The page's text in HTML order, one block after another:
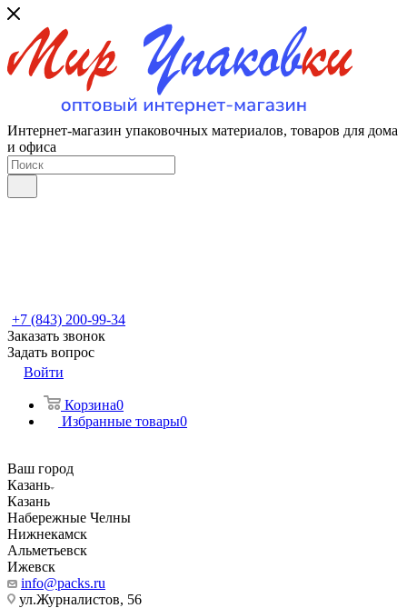
Интернет-магазин упаковочных материалов, товаров для дома
и офиса
+7 (843) 200-99-34
Заказать звонок
Задать вопрос
Войти
Корзина0
Избранные товары0
Ваш город
Казань
Казань
Набережные Челны
Нижнекамск
Альметьевск
Ижевск
info@packs.ru
ул.Журналистов, 56